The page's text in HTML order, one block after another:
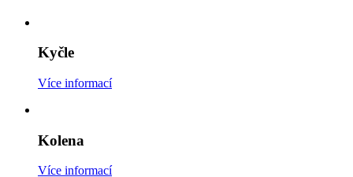
Kyčle
Více informací
Kolena
Více informací